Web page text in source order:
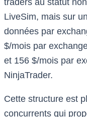
LiveSim, mais sur
données par
$/mois par
et 156 $/mois par
NinjaTrader.
Cette structure est
concurrents qui